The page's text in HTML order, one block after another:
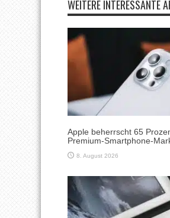
WEITERE INTERESSANTE
Apple beherrscht 65
Premium-Smartphone-
8. August 2026